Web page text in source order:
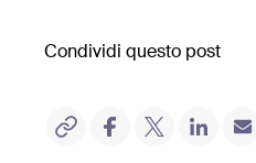
Condividi questo post